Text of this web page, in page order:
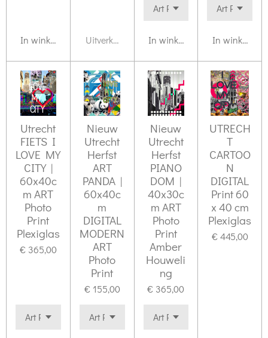
In winkelwagen Uitverkocht In winkelwagen In
Utrecht
FIETS I
LOVE MY
CITY |
60x40c
m ART
Photo
Print
Plexiglas
€ 365,00
Nieuw
Utrecht
Herfst
ART
PANDA |
60x40c
m
DIGITAL
MODERN
ART
Photo
Print
€ 155,00
Nieuw
Utrecht
Herfst
PIANO
DOM |
40x30c
m ART
Photo
Print
Amber
Houweli
ng
€ 365,00
UTRECH
T
CARTOO
N
DIGITAL
Print 60
x 40 cm
Plexiglas
€ 445,00